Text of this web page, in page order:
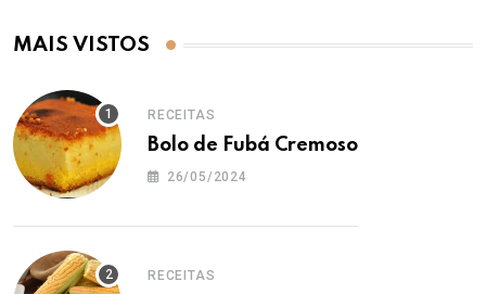
MAIS VISTOS
RECEITAS
Bolo de Fubá Cremoso
26/05/2024
RECEITAS